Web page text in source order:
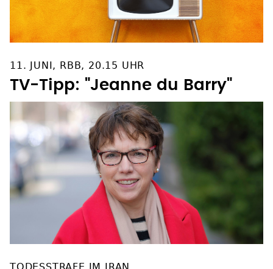
11. JUNI, RBB, 20.15 UHR
TV-Tipp: "Jeanne du Barry"